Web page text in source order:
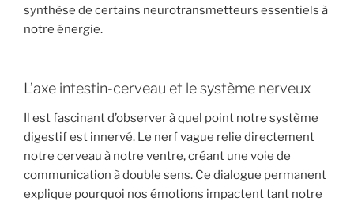
synthèse de certains neurotransmetteurs essentiels à
notre énergie.
L’axe intestin-cerveau et le système nerveux
Il est fascinant d’observer à quel point notre système
digestif est innervé. Le nerf vague relie directement
notre cerveau à notre ventre, créant une voie de
communication à double sens. Ce dialogue permanent
explique pourquoi nos émotions impactent tant notre